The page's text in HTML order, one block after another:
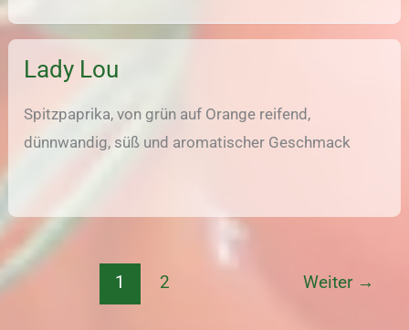
Lady Lou
Spitzpaprika, von grün auf Orange reifend,
dünnwandig, süß und aromatischer Geschmack
1 2 Weiter →